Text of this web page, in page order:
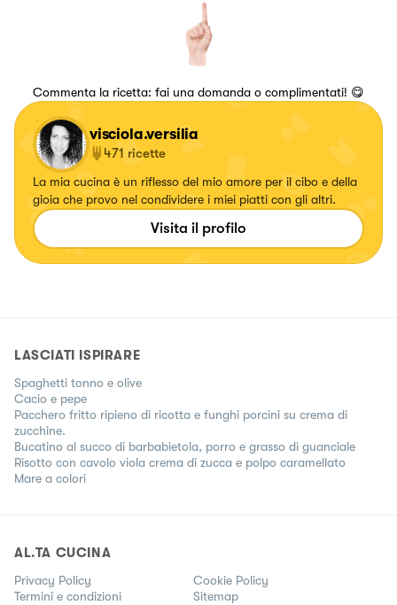
Commenta la ricetta: fai una domanda o complimentati! 😋
visciola.versilia
471 ricette
La mia cucina è un riflesso del mio amore per il cibo e della
gioia che provo nel condividere i miei piatti con gli altri.
Visita il profilo
LASCIATI ISPIRARE
Spaghetti tonno e olive
Cacio e pepe
Pacchero fritto ripieno di ricotta e funghi porcini su crema di
zucchine.
Bucatino al succo di barbabietola, porro e grasso di guanciale
Risotto con cavolo viola crema di zucca e polpo caramellato
Mare a colori
AL.TA CUCINA
Privacy Policy
Cookie Policy
Termini e condizioni
Sitemap